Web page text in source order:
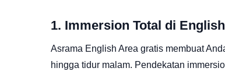
1. Immersion Total di
Asrama English Area gratis membuat
hingga tidur malam. Pendekatan